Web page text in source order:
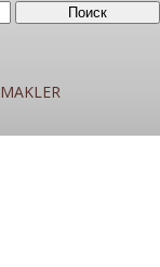
MAKLER